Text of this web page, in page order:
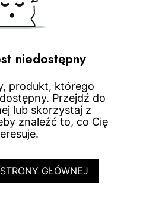
niedostępny
produkt, którego
Przejdź do
lub skorzystaj z
znaleźć to, co Cię
GŁÓWNEJ